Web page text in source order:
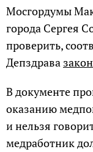
Мосгордумы
города Сергея
проверить,
Депздрава
В документе
оказанию
и нельзя
медработник